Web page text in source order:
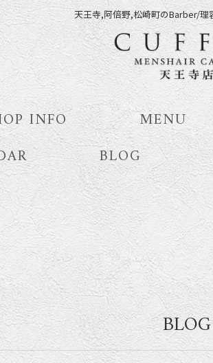
天王寺,阿倍野,松崎町のBarber/理
INFO MENU
BLOG
BLOG